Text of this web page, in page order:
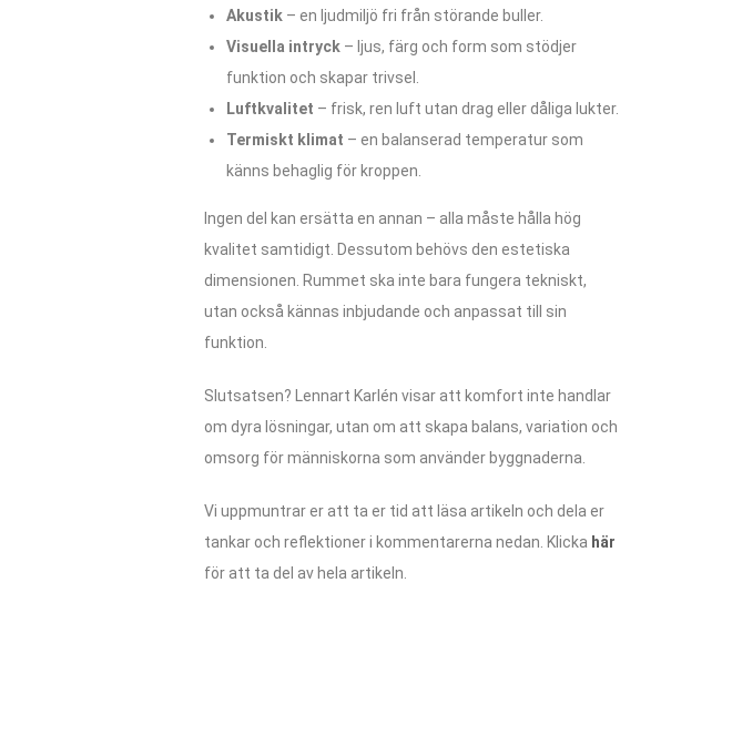
Akustik – en ljudmiljö fri från störande buller.
Visuella intryck – ljus, färg och form som stödjer
funktion och skapar trivsel.
Luftkvalitet – frisk, ren luft utan drag eller dåliga lukter.
Termiskt klimat – en balanserad temperatur som
känns behaglig för kroppen.
Ingen del kan ersätta en annan – alla måste hålla hög
kvalitet samtidigt. Dessutom behövs den estetiska
dimensionen. Rummet ska inte bara fungera tekniskt,
utan också kännas inbjudande och anpassat till sin
funktion.
Slutsatsen? Lennart Karlén visar att komfort inte handlar
om dyra lösningar, utan om att skapa balans, variation och
omsorg för människorna som använder byggnaderna.
Vi uppmuntrar er att ta er tid att läsa artikeln och dela er
tankar och reflektioner i kommentarerna nedan. Klicka här
för att ta del av hela artikeln.